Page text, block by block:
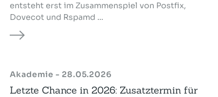
entsteht erst im Zusammenspiel von Postfix,
Dovecot und Rspamd ...
Akademie - 28.05.2026
Letzte Chance in 2026: Zusatztermin für